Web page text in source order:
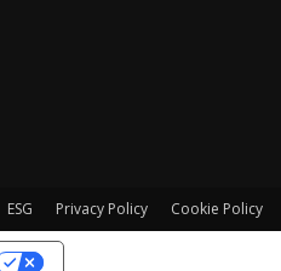
ESG Privacy Policy Cookie Policy